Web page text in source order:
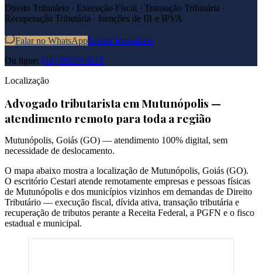
Direito Tributário · Execução Fiscal · Transação Tributária ·
Recuperação Tributária · Isenções de IR e IPVA
Falar no WhatsAppEnviar formulário
Ou ligue: (14) 99619-9119
Localização
Advogado tributarista emMutunópolis —
atendimento remoto para toda a região
Mutunópolis, Goiás (GO) — atendimento 100% digital, sem
necessidade de deslocamento.
O mapa abaixo mostra a localização de Mutunópolis, Goiás (GO).
O escritório Cestari atende remotamente empresas e pessoas físicas
de Mutunópolis e dos municípios vizinhos em demandas de Direito
Tributário — execução fiscal, dívida ativa, transação tributária e
recuperação de tributos perante a Receita Federal, a PGFN e o fisco
estadual e municipal.